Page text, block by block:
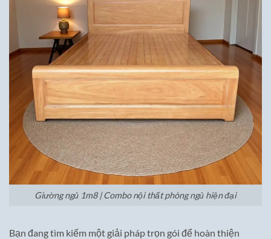
Giường ngủ 1m8 | Combo nội thất phòng ngủ hiện đại
Bạn đang tìm kiếm một giải pháp trọn gói để hoàn thiện